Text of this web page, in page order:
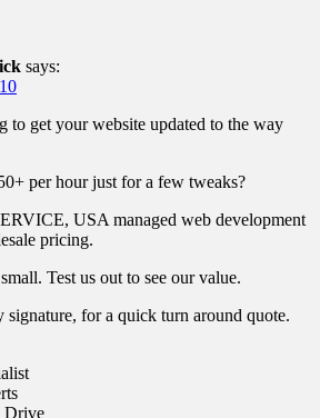
says:
to get your website updated to the way
per hour just for a few tweaks?
USA managed web development
pricing.
Test us out to see our value.
for a quick turn around quote.
Drive